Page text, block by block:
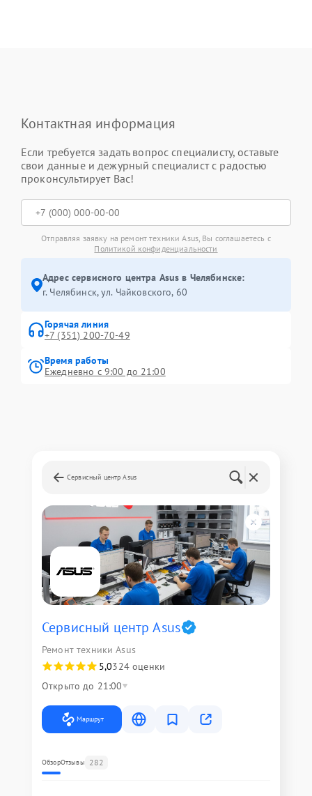
Контактная информация
Если требуется задать вопрос специалисту, оставьте
свои данные и дежурный специалист с радостью
проконсультирует Вас!
Отправляя заявку на ремонт техники Asus, Вы соглашаетесь с
Политикой конфиденциальности
Адрес сервисного центра Asus в Челябинске:
г. Челябинск, ул. Чайковского, 60
Горячая линия
+7 (351) 200-70-49
Время работы
Ежедневно с 9:00 до 21:00
Сервисный центр Asus
Сервисный центр Asus
Ремонт техники Asus
5,0324 оценки
Открыто до 21:00
Маршрут
ОбзорОтзывы 282